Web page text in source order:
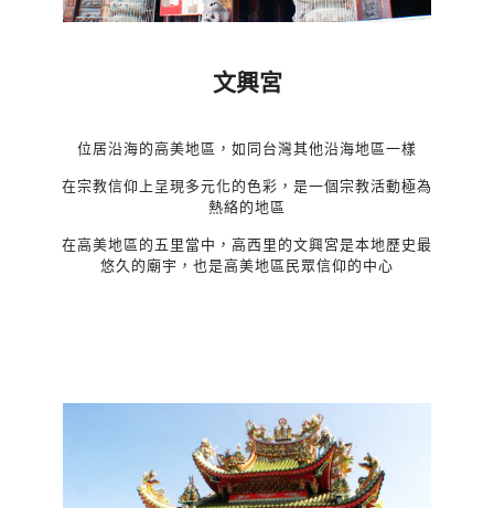
文興宮
位居沿海的高美地區，如同台灣其他沿海地區一樣
在宗教信仰上呈現多元化的色彩，是一個宗教活動極為
熱絡的地區
在高美地區的五里當中，高西里的文興宮是本地歷史最
悠久的廟宇，也是高美地區民眾信仰的中心